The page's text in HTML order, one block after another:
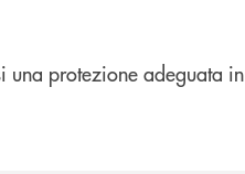
una protezione adeguata in